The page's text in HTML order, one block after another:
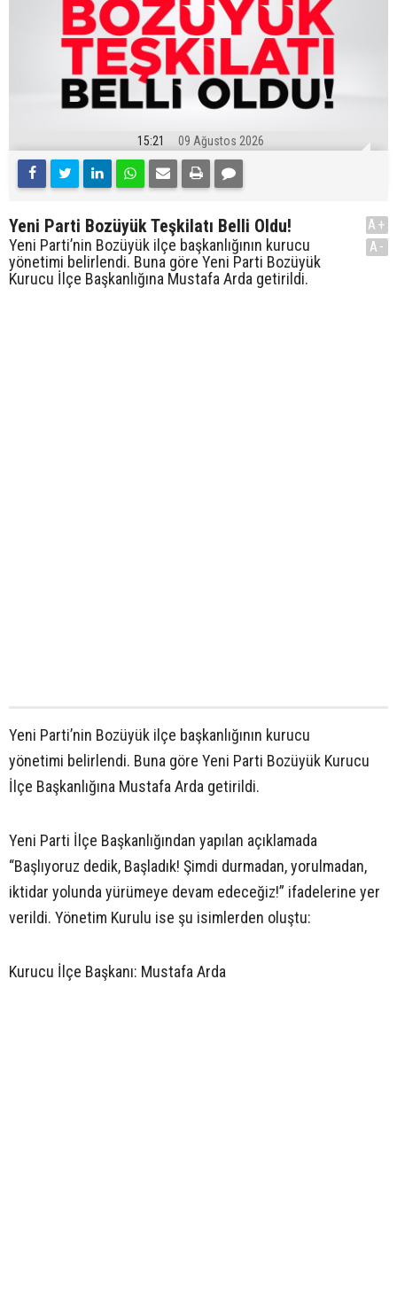
15:21 09 Ağustos 2026
Yeni Parti Bozüyük Teşkilatı Belli Oldu!
Yeni Parti’nin Bozüyük ilçe başkanlığının kurucu
yönetimi belirlendi. Buna göre Yeni Parti Bozüyük
Kurucu İlçe Başkanlığına Mustafa Arda getirildi.
A+
A-
Yeni Parti’nin Bozüyük ilçe başkanlığının kurucu
yönetimi belirlendi. Buna göre Yeni Parti Bozüyük Kurucu
İlçe Başkanlığına Mustafa Arda getirildi.
Yeni Parti İlçe Başkanlığından yapılan açıklamada
“Başlıyoruz dedik, Başladık! Şimdi durmadan, yorulmadan,
iktidar yolunda yürümeye devam edeceğiz!” ifadelerine yer
verildi. Yönetim Kurulu ise şu isimlerden oluştu:
Kurucu İlçe Başkanı: Mustafa Arda